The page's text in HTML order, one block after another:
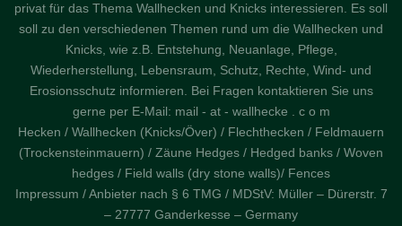
privat für das Thema Wallhecken und Knicks interessieren. Es soll
soll zu den verschiedenen Themen rund um die Wallhecken und
Knicks, wie z.B. Entstehung, Neuanlage, Pflege,
Wiederherstellung, Lebensraum, Schutz, Rechte, Wind- und
Erosionsschutz informieren. Bei Fragen kontaktieren Sie uns
gerne per E-Mail: mail - at - wallhecke . c o m
Hecken / Wallhecken (Knicks/Över) / Flechthecken / Feldmauern
(Trockensteinmauern) / Zäune Hedges / Hedged banks / Woven
hedges / Field walls (dry stone walls)/ Fences
Impressum / Anbieter nach § 6 TMG / MDStV: Müller – Dürerstr. 7
– 27777 Ganderkesse – Germany